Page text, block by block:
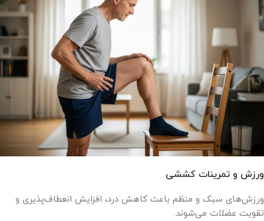
ورزش و تمرینات کششی
ورزش‌های سبک و منظم باعث کاهش درد، افزایش انعطاف‌پذیری و
تقویت عضلات می‌شوند.